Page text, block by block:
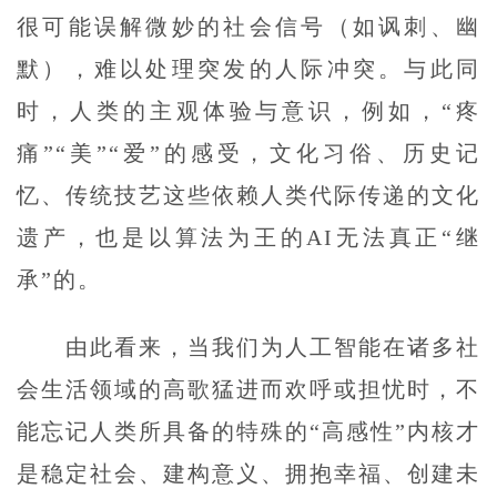
很可能误解微妙的社会信号（如讽刺、幽
默），难以处理突发的人际冲突。与此同
时，人类的主观体验与意识，例如，“疼
痛”“美”“爱”的感受，文化习俗、历史记
忆、传统技艺这些依赖人类代际传递的文化
遗产，也是以算法为王的AI无法真正“继
承”的。
由此看来，当我们为人工智能在诸多社
会生活领域的高歌猛进而欢呼或担忧时，不
能忘记人类所具备的特殊的“高感性”内核才
是稳定社会、建构意义、拥抱幸福、创建未